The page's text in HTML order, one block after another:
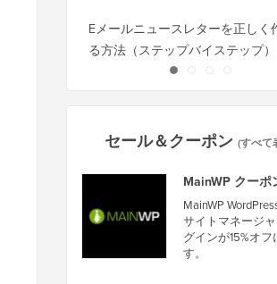
Eメールニュースレターを正しく
る方法（ステップバイステップ）
セール＆クーポン (すべて
MainWP クーポ
MainWP
サイトマネージ
グインが15%オフ
す。